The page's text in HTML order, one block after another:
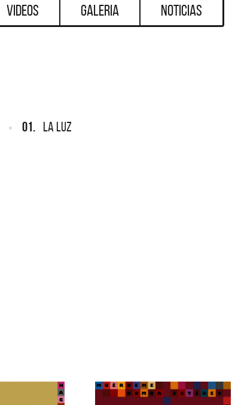
Videos Galeria Noticias
01. LA LUZ
DESTACADOS